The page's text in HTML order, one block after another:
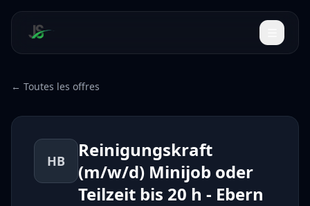
← Toutes les offres
HB
Reinigungskraft
(m/w/d) Minijob oder
Teilzeit bis 20 h - Ebern